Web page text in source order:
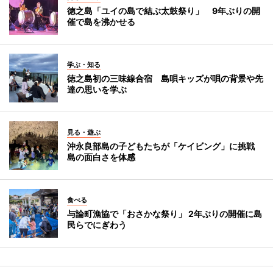
徳之島「ユイの島で結ぶ太鼓祭り」 9年ぶりの開
催で島を沸かせる
学ぶ・知る
徳之島初の三味線合宿 島唄キッズが唄の背景や先
達の思いを学ぶ
見る・遊ぶ
沖永良部島の子どもたちが「ケイビング」に挑戦
島の面白さを体感
食べる
与論町漁協で「おさかな祭り」 2年ぶりの開催に島
民らでにぎわう